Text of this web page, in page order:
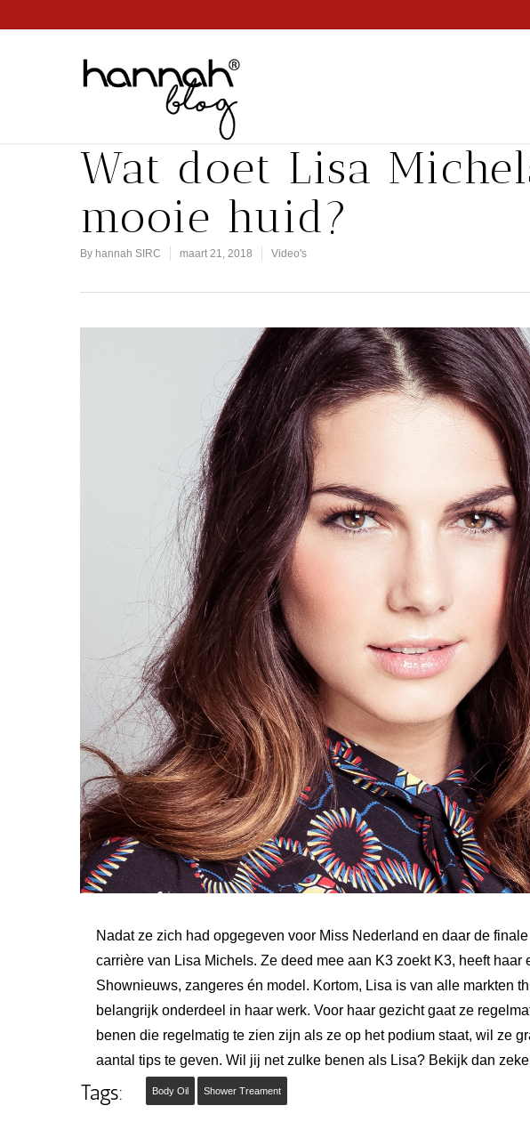
Wat doet Lisa
mooie huid?
By hannah SIRC maart 21, 2018 Video's
Nadat ze zich had opgegeven voor Miss Nederland en daar de
carrière van Lisa Michels. Ze deed mee aan K3 zoekt K3, heeft
Shownieuws, zangeres én model. Kortom, Lisa is van alle markten
belangrijk onderdeel in haar werk. Voor haar gezicht gaat ze
benen die regelmatig te zien zijn als ze op het podium staat, wil ze
aantal tips te geven. Wil jij net zulke benen als Lisa? Bekijk dan
Tags: Body Oil Shower Treament